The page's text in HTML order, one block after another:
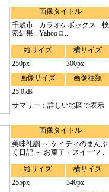
画像タイトル
千歳市 - カラオケボックス - 検
索結果 - Yahooロ...
縦サイズ
横サイズ
250px
300px
画像サイズ
画像種類
25.0kB
サマリー：詳しい地図で表示
画像タイトル
美味礼讃 ～ ケイティのまんぷ
く日記 ～:お菓子・スイーツ ...
縦サイズ
横サイズ
255px
340px